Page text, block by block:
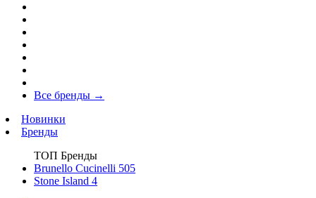
Все бренды →
Новинки
Бренды
ТОП Бренды
Brunello Cucinelli 505
Stone Island 4